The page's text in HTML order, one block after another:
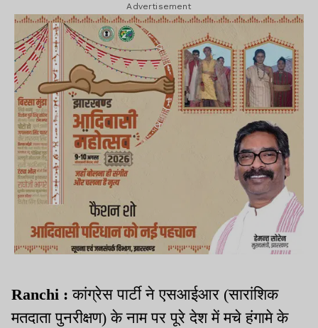
Advertisement
Ranchi : कांग्रेस पार्टी ने एसआईआर (सारांशिक
मतदाता पुनरीक्षण) के नाम पर पूरे देश में मचे हंगामे के